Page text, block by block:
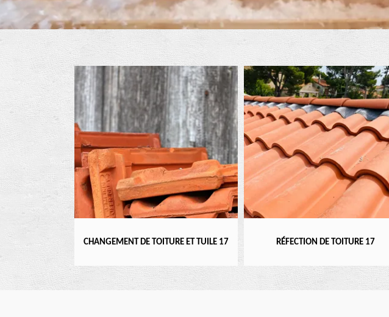
CHANGEMENT DE TOITURE ET TUILE 17 RÉFECTION DE TOITURE 17